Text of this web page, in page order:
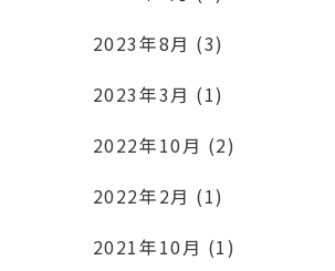
2023年8月 (3)
2023年3月 (1)
2022年10月 (2)
2022年2月 (1)
2021年10月 (1)